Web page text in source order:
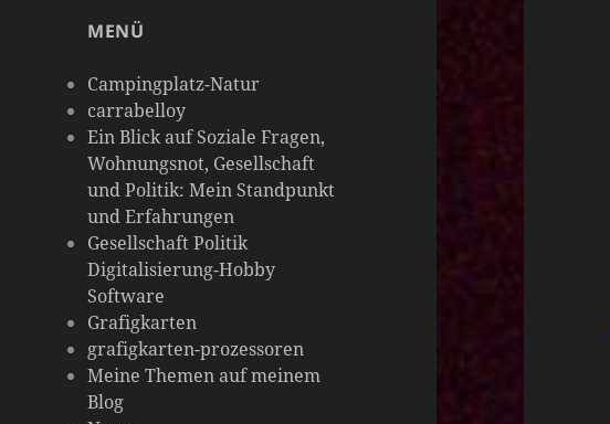
Plattform
meine
Gedanken
MENÜ
Campingplatz-Natur
carrabelloy
Ein Blick auf Soziale Fragen,
Wohnungsnot, Gesellschaft
und Politik: Mein Standpunkt
und Erfahrungen
Gesellschaft Politik
Digitalisierung-Hobby
Software
Grafigkarten
grafigkarten-prozessoren
Meine Themen auf meinem
Blog